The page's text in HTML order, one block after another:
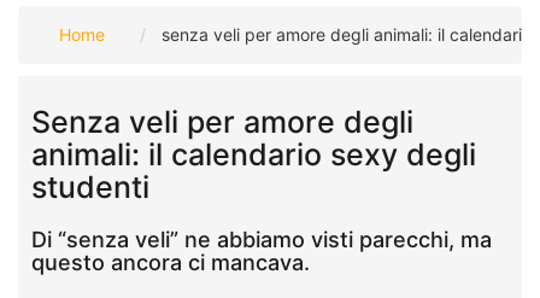
Home senza veli per amore degli animali: il
Senza veli per amore degli
animali: il calendario sexy degli
studenti
Di “senza veli” ne abbiamo visti parecchi, ma
questo ancora ci mancava.